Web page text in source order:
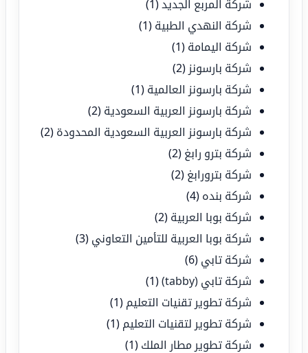
شركة المربع الجديد(1)
شركة النهدي الطبية (1)
شركة اليمامة (1)
شركة بارسونز (2)
شركة بارسونز العالمية (1)
شركة بارسونز العربية السعودية (2)
شركة بارسونز العربية السعودية المحدودة (2)
شركة بترو رابغ (2)
شركة بترورابغ (2)
شركة بنده (4)
شركة بوبا العربية (2)
شركة بوبا العربية للتأمين التعاوني (3)
شركة تابي (6)
شركة تابي (tabby)
(1)
شركة تطوير تقنيات التعليم (1)
شركة تطوير لتقنيات التعليم (1)
شركة تطوير مطار الملك (1)